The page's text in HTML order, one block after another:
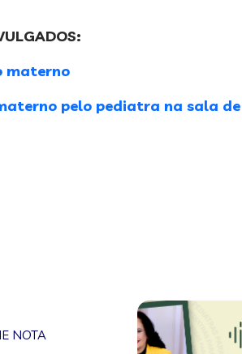
materno
pelo pediatra na sala
NOTA